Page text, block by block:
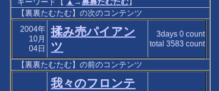
キーワード【 ▲ →裏裏たむたむ】
【裏裏たむたむ】の次のコンテンツ
2004年
10月
04日
揉み売パイアン
ツ
3days 0count
total 3583count
【裏裏たむたむ】の前のコンテンツ
我々のフロンテ